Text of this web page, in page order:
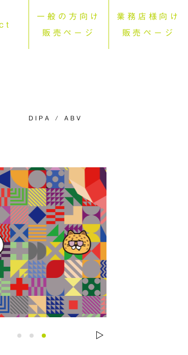
一般の方向け
販売ページ
業務店様向け
販売ページ
DIPA / ABV